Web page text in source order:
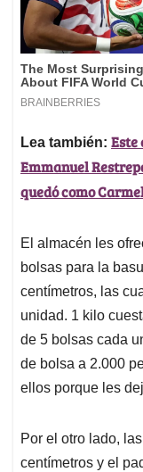
Lea también: Este
Emmanuel
quedó como
El almacén les
bolsas para la
centímetros, las
unidad. 1 kilo
de 5 bolsas cada
de bolsa a 2.000
ellos porque les
Por el otro lado,
centímetros y el